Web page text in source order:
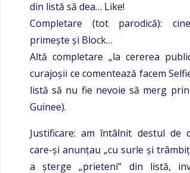
din listă să dea… Like!
Completare (tot parodică):
primeşte şi Block…
Altă completare „la cererea
curajoșii ce comentează facem
listă să nu fie nevoie să merg
Guinee).
Justificare: am întâlnit destul de
care-şi anunţau „cu surle şi
a şterge „prieteni” din listă,